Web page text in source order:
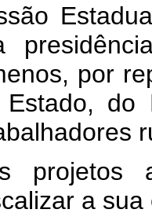
por
do
projetos
a sua